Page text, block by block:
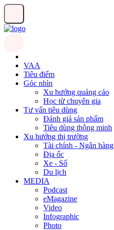
VAA
Tiêu điểm
Góc nhìn
Xu hướng quảng cáo
Học từ chuyên gia
Tư vấn tiêu dùng
Đánh giá sản phẩm
Tiêu dùng thông minh
Xu hướng thị trường
Tài chính - Ngân hàng
Địa ốc
Xe - Số
Du lịch
MEDIA
Podcast
eMagazine
Video
Infographic
Photo